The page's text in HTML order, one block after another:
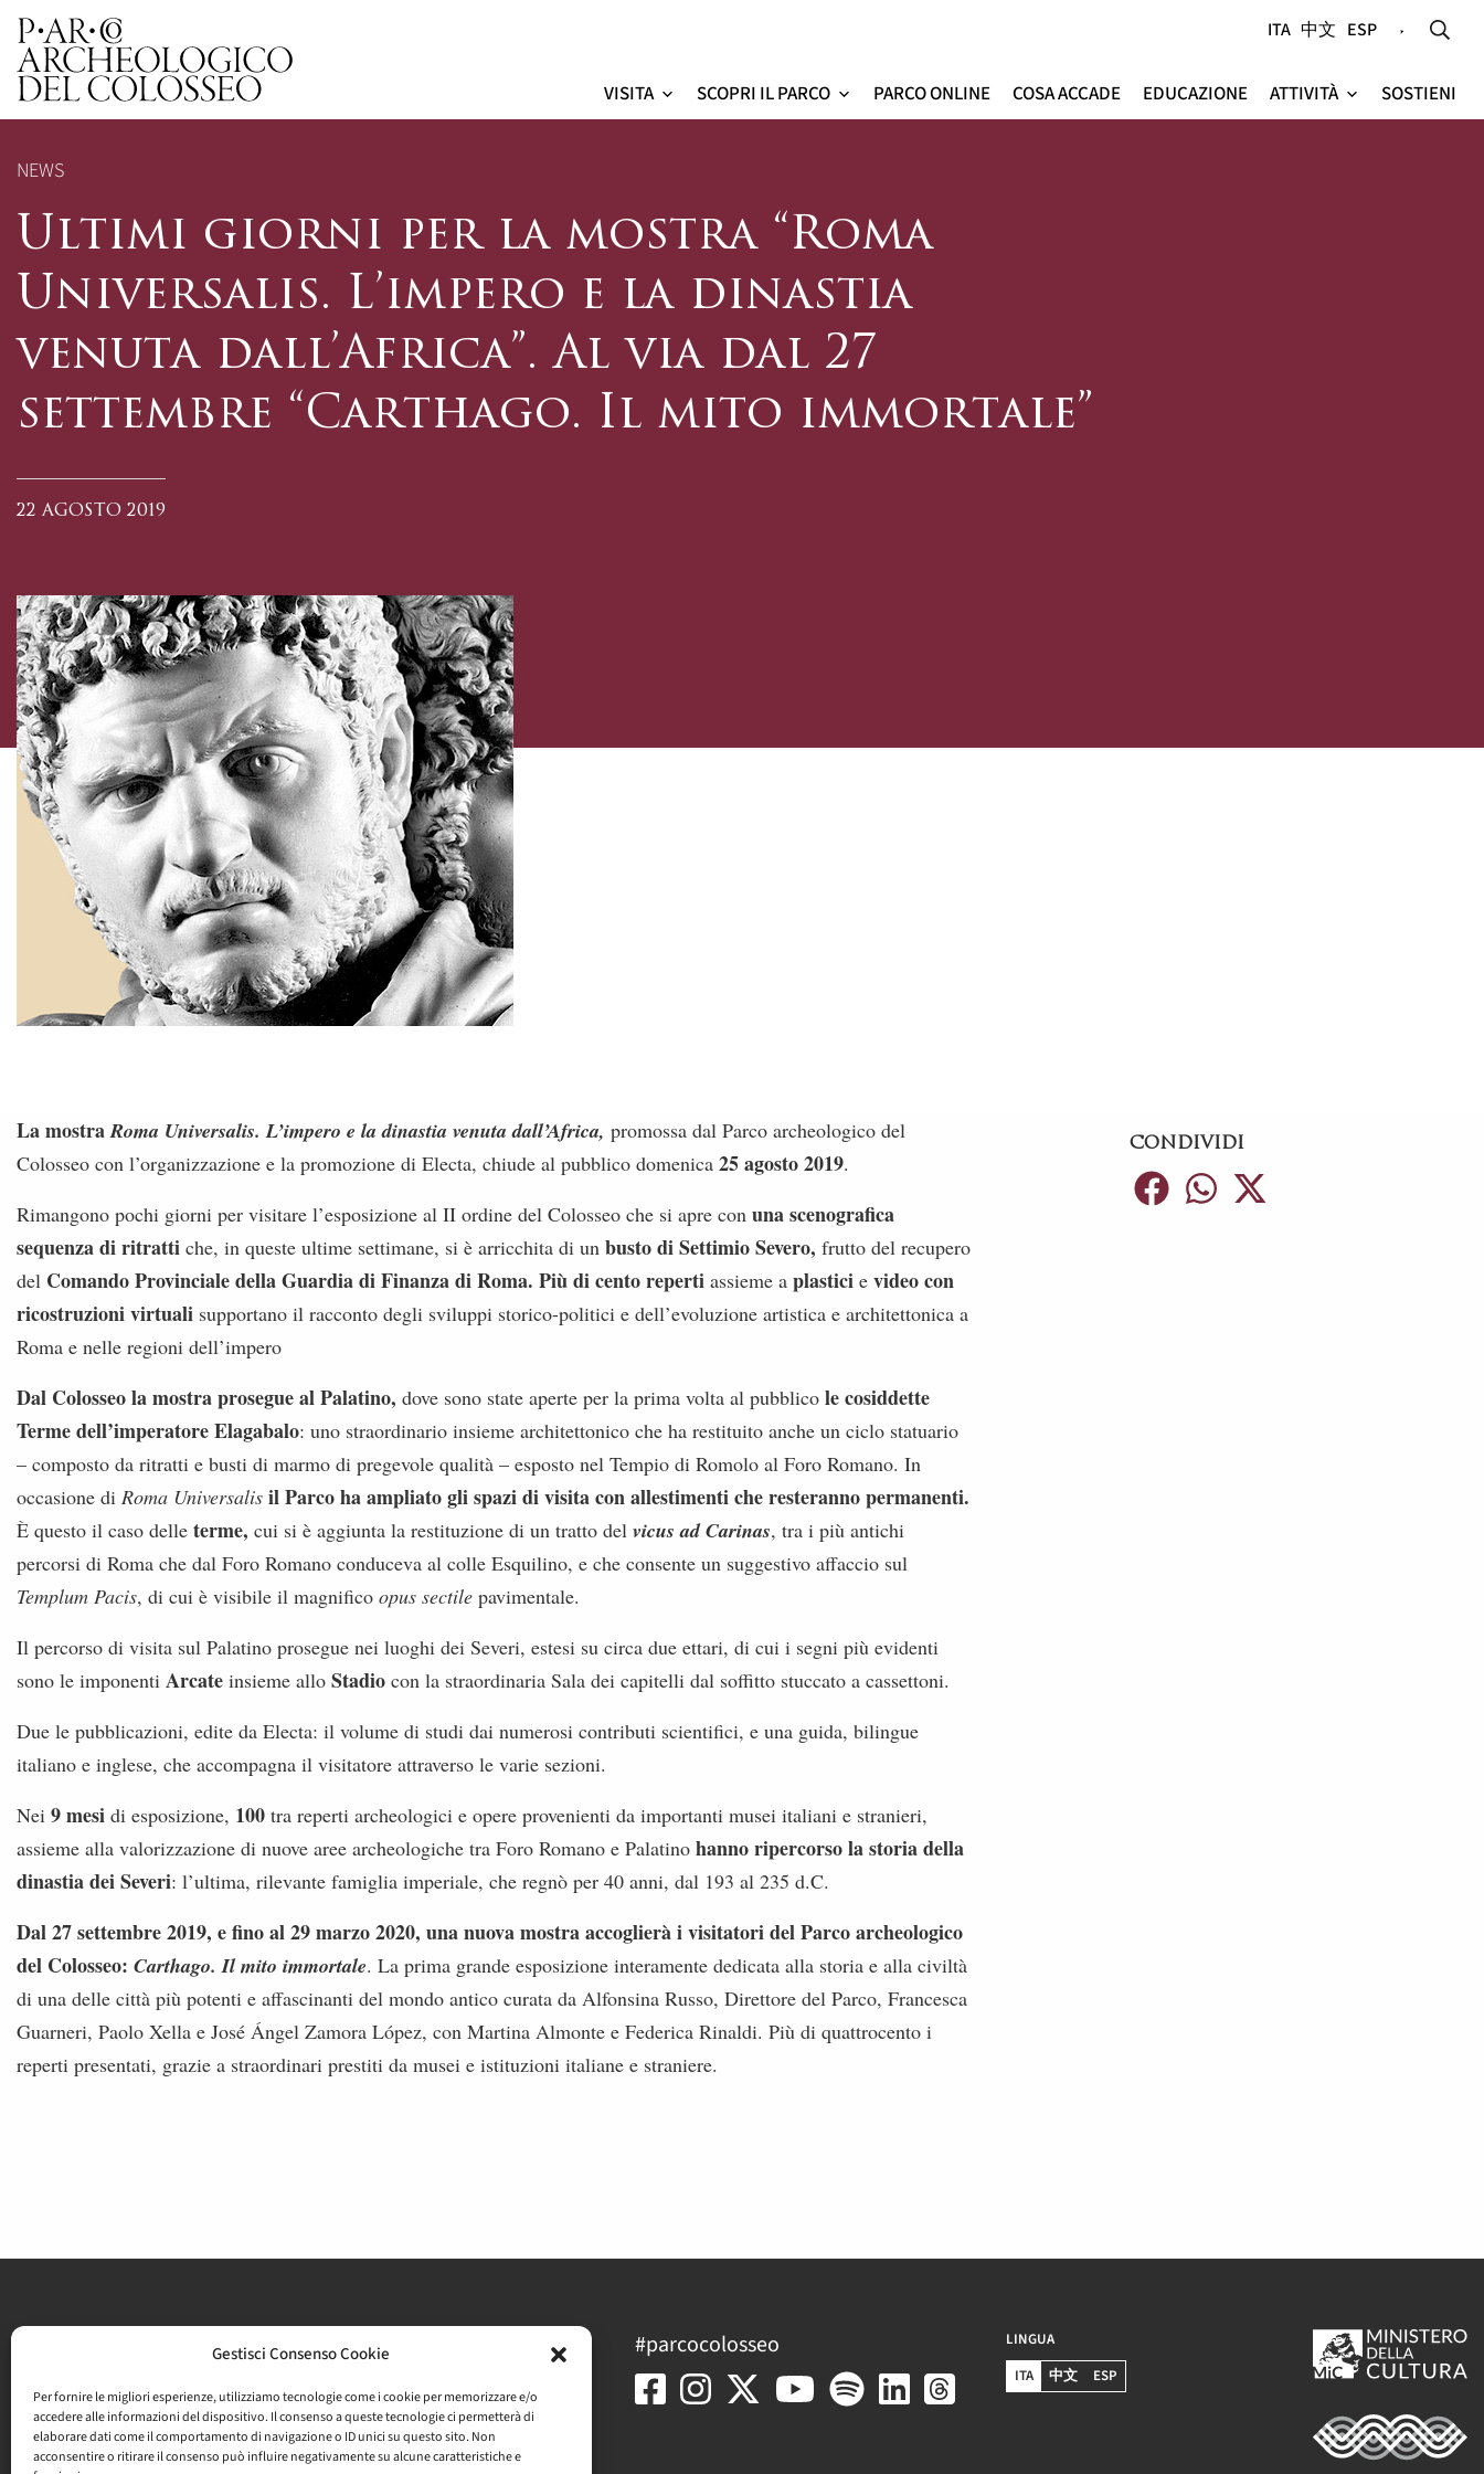
Gestisci Consenso Cookie
Per fornire le migliori esperienze, utilizziamo tecnologie come i cookie per memorizzare e/o
accedere alle informazioni del dispositivo. Il consenso a queste tecnologie ci permetterà di
elaborare dati come il comportamento di navigazione o ID unici su questo sito. Non
acconsentire o ritirare il consenso può influire negativamente su alcune caratteristiche e
Parco Archeologico del Colosseo - sito ufficiale
ITA 中文 ESP
VISITA SCOPRI IL PARCO PARCO ONLINE COSA ACCADE EDUCAZIONE ATTIVITÀ SOSTIENI
NEWS
Ultimi giorni per la mostra “Roma
Universalis. L’impero e la dinastia
venuta dall’Africa”. Al via dal 27
settembre “Carthago. Il mito immortale”
22 AGOSTO 2019
CONDIVIDI
La mostraRoma Universalis. L’impero e la dinastia venuta dall’Africa,promossa dal Parco archeologico del
Colosseo con l’organizzazione e la promozione di Electa, chiude al pubblico domenica25 agosto 2019.
Rimangono pochi giorni per visitare l’esposizione al II ordine del Colosseo che si apre con una scenografica
sequenza di ritrattiche, in queste ultime settimane, si è arricchita di unbusto di Settimio Severo,frutto del recupero
del Comando Provinciale della Guardia di Finanza di Roma. Più di cento repertiassieme aplastici evideo con
ricostruzioni virtuali supportano il racconto degli sviluppi storico-politici e dell’evoluzione artistica e architettonica a
Roma e nelle regioni dell’impero
Dal Colosseo la mostra prosegue al Palatino,dove sono state aperte per la prima volta al pubblico le cosiddette
Terme dell’imperatore Elagabalo: uno straordinario insieme architettonico che ha restituito anche un ciclo statuario
– composto da ritratti e busti di marmo di pregevole qualità – esposto nel Tempio di Romolo al Foro Romano.In
occasione diRoma Universalis il Parco ha ampliato gli spazi di visita con allestimenti che resteranno permanenti.
È questo il caso delle terme,cui si è aggiunta la restituzione di un tratto delvicus ad Carinas, tra i più antichi
percorsi di Roma che dal Foro Romano conduceva al colle Esquilino, e che consente un suggestivo affaccio sul
Templum Pacis, di cui è visibile il magnificoopus sectile pavimentale.
Il percorso di visita sul Palatino prosegue nei luoghi dei Severi, estesi su circa due ettari, di cui i segni più evidenti
sono le imponentiArcate insieme alloStadio con la straordinaria Sala dei capitelli dal soffitto stuccato a cassettoni.
Due le pubblicazioni, edite da Electa: il volume di studi dai numerosi contributi scientifici, e una guida, bilingue
italiano e inglese, che accompagna il visitatore attraverso le varie sezioni.
Nei9 mesi di esposizione, 100 tra reperti archeologici e opere provenienti da importanti musei italiani e stranieri,
assieme alla valorizzazione di nuove aree archeologiche tra Foro Romano e Palatinohanno ripercorso la storia della
dinastia dei Severi: l’ultima, rilevante famiglia imperiale, che regnò per 40 anni, dal 193 al 235 d.C.
Dal 27 settembre 2019, e fino al 29 marzo 2020, una nuova mostra accoglierà i visitatori del Parco archeologico
del Colosseo:Carthago. Il mito immortale. La prima grande esposizione interamente dedicata alla storia e alla civiltà
di una delle città più potenti e affascinanti del mondo antico curata da Alfonsina Russo, Direttore del Parco, Francesca
Guarneri, Paolo Xella e José Ángel Zamora López, con Martina Almonte e Federica Rinaldi. Più di quattrocento i
reperti presentati, grazie a straordinari prestiti da musei e istituzioni italiane e straniere.
© 2026 Parco archeologico del Colosseo
Privacy Cookies Gestione consensi Credits
LINGUA
ITA
中文 ESP
PAGO PA
Modulistica
Annual Report
#parcocolosseo